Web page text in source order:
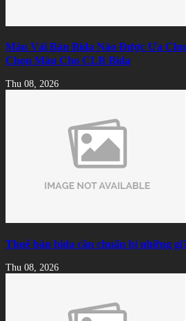
Màu Vải Bàn Bida Nào Được Ưa
Chọn Màu Cho CLB Bida
Thu 08, 2026
Thuê bàn bida cần chuẩn bị những
Thu 08, 2026